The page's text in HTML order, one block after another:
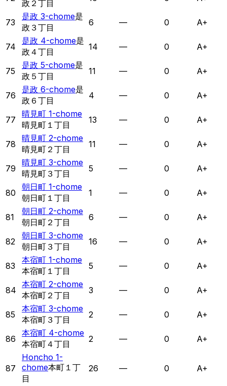
政２丁目
73
是政 3-chome是
政３丁目
6 — 0 A+
74
是政 4-chome是
政４丁目
14 — 0 A+
75
是政 5-chome是
政５丁目
11 — 0 A+
76
是政 6-chome是
政６丁目
4 — 0 A+
77
晴見町 1-chome
晴見町１丁目
13 — 0 A+
78
晴見町 2-chome
晴見町２丁目
11 — 0 A+
79
晴見町 3-chome
晴見町３丁目
5 — 0 A+
80
朝日町 1-chome
朝日町１丁目
1 — 0 A+
81
朝日町 2-chome
朝日町２丁目
6 — 0 A+
82
朝日町 3-chome
朝日町３丁目
16 — 0 A+
83
本宿町 1-chome
本宿町１丁目
5 — 0 A+
84
本宿町 2-chome
本宿町２丁目
3 — 0 A+
85
本宿町 3-chome
本宿町３丁目
2 — 0 A+
86
本宿町 4-chome
本宿町４丁目
2 — 0 A+
87
Honcho 1-
chome本町１丁
目
26 — 0 A+